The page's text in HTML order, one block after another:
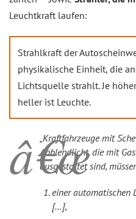
Leuchtkraft laufen:
Strahlkraft der
physikalische Einheit, die
Lichtsquelle strahlt. Je
heller ist Leuchte.
„Kraftfahrzeuge mit
Abblendlicht, die mit
ausgestattet sind,
einer automatischen
[…],